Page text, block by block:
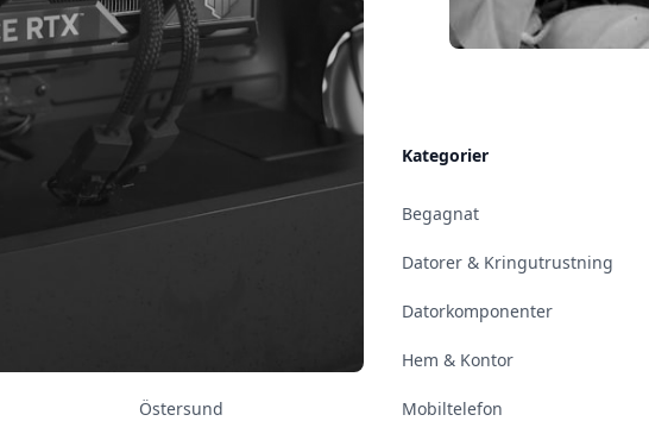
Kontakt & Öppettider
Östersund
Kategorier
Begagnat
Datorer & Kringutrustning
Datorkomponenter
Hem & Kontor
Mobiltelefon